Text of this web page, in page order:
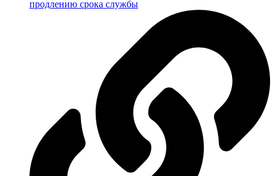
продлению срока службы